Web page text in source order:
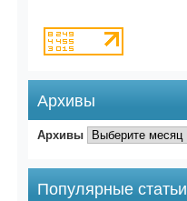
Архивы
Архивы
Популярные статьи